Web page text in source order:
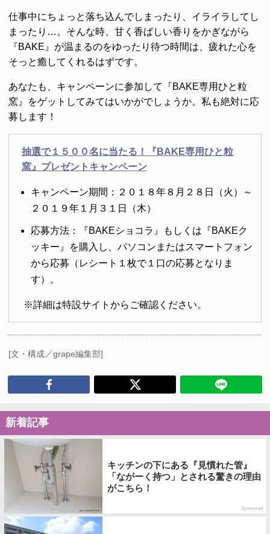
仕事中にちょっと落ち込んでしまったり、イライラしてし
まったり…。そんな時、甘く香ばしい香りをかぎながら
『BAKE』が温まるのをゆったり待つ時間は、疲れた心を
そっと癒してくれるはずです。
あなたも、キャンペーンに参加して『BAKE専用ひと粒
窯』をゲットしてみてはいかがでしょうか。私も絶対に応
募します！
抽選で１５００名に当たる！『BAKE専用ひと粒
窯』プレゼントキャンペーン
キャンペーン期間：２０１８年８月２８日（火）～
２０１９年１月３１日（木）
応募方法：『BAKEショコラ』もしくは『BAKEク
ッキー』を購入し、パソコンまたはスマートフォン
から応募（レシート１枚で１口の応募となりま
す）。
※詳細は特設サイトからご確認ください。
[文・構成／grape編集部]
新着記事
キッチンの下にある『見慣れた管』
「ながーく持つ」とされる驚きの理由
がこちら！
Sponsored